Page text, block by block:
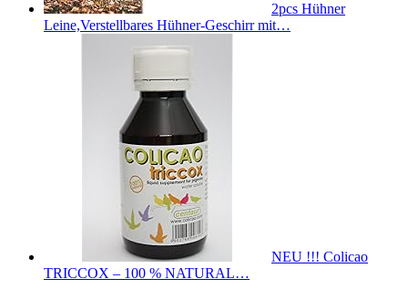
2pcs Hühner
Leine,Verstellbares Hühner-Geschirr mit…
NEU !!! Colicao
TRICCOX – 100 % NATURAL…